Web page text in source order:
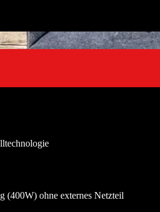
(400W) ohne externes Netzteil